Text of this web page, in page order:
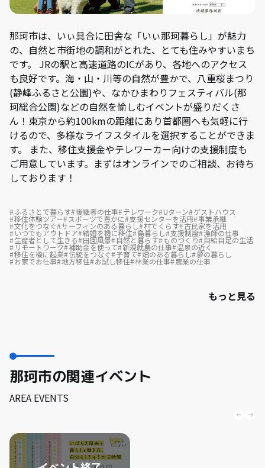
那珂市は、いぃ具合に田舎な「いぃ那珂暮らし」が魅力
の、自然と市街地の調和がとれた、とても住みやすいまち
です。 JRの駅と高速道路のICがあり、各地へのアクセス
も良好です。海・山・川等の自然が豊かで、八重桜まつり
(静峰ふるさと公園)や、なかひまわりフェスティバル(那
珂総合公園)などの自然を愉しむイベントが盛りだくさ
ん！東京から約100kmの距離にあり首都圏へも気軽に行
けるので、多様なライフスタイルを選択することができま
す。 また、移住支援金やテレワーカー向けの支援制度も
ご用意しています。まずはオンラインでのご相談、お待ち
しております！
ふるさとで暮らす 後継者の仕事 テレワーク Uターン ゲストハウス
移住体験ツアー スポーツで豊かに 支援センターを活用 事業承継
文化をつなぐ サーフィンのある暮らし 村でくらす 古民家を活用
いつでもアウトドア 結婚を機に移住 島暮らし 支援制度 漁師の仕事
生産者として生きる 田園風景 自然と暮らす ものづくり 自給自足の生活
リモートワーク 補助金を使って 新規就農の仕事 温泉の近く
移住を機に起業 伝統をつなぐ 子育て 畑のある暮らし 夢の暮らし
お家でお仕事 地方移住 お試し移住 林業の仕事 農業の仕事
もっと見る
那珂市の関連イベント
AREA EVENTS